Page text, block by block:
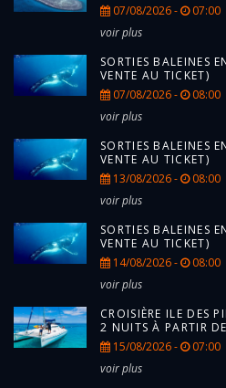
07/08/2026 -
07:00
voir plus
SORTIES BALEINES
VENTE AU TICKET)
07/08/2026 -
08:00
voir plus
SORTIES BALEINES
VENTE AU TICKET)
13/08/2026 -
08:00
voir plus
SORTIES BALEINES
VENTE AU TICKET)
14/08/2026 -
08:00
voir plus
CROISIÈRE ILE DES
2 NUITS À PARTIR
15/08/2026 -
07:00
voir plus